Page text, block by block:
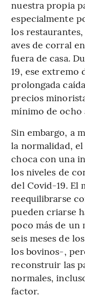
nuestra propia
especialmente
los
aves de corral
fuera de casa.
19, ese extremo
prolongada
precios
mínimo de ocho
Sin embargo, a
la normalidad,
choca con una
los niveles de
del Covid-19. El
reequilibrarse
pueden criarse
poco más de un
seis meses de
los bovinos-,
reconstruir las
normales,
factor.